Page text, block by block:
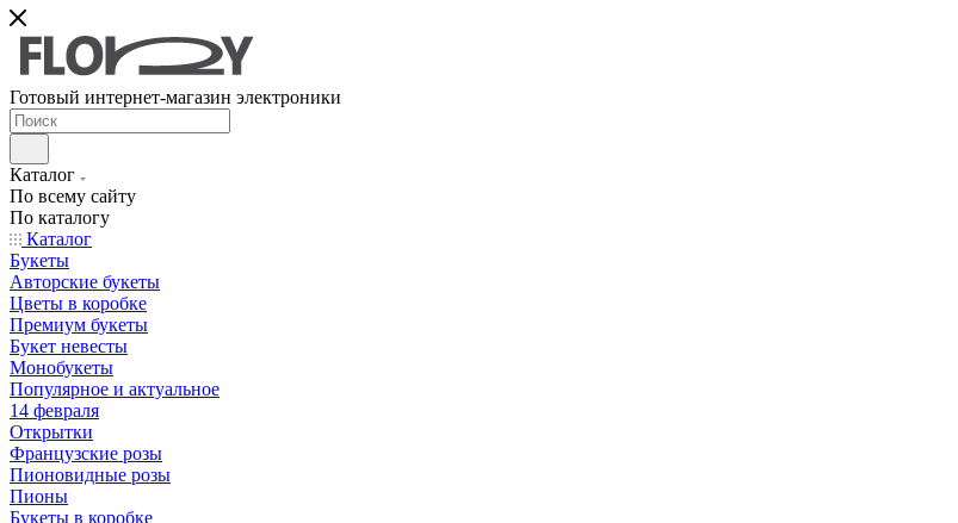
Готовый интернет-магазин электроники
Каталог
По всему сайту
По каталогу
Каталог
Букеты
Авторские букеты
Цветы в коробке
Премиум букеты
Букет невесты
Монобукеты
Популярное и актуальное
14 февраля
Открытки
Французские розы
Пионовидные розы
Пионы
Букеты в коробке